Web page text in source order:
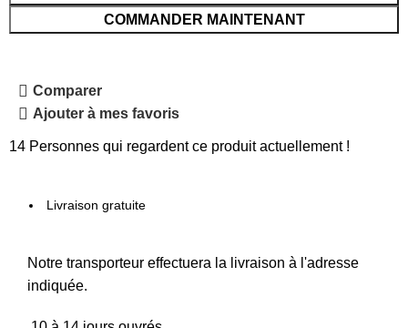
COMMANDER MAINTENANT
Comparer
Ajouter à mes favoris
14 Personnes qui regardent ce produit actuellement !
Livraison gratuite
Notre transporteur effectuera la livraison à l'adresse
indiquée.